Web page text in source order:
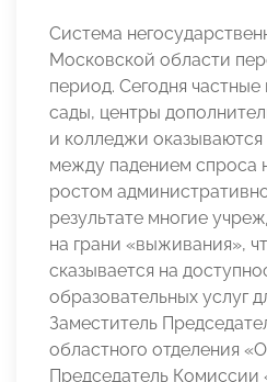
Система
Московской области
период. Сегодня
сады, центры
и колледжи
между падением спроса
ростом
результате многие
на грани «выживания»,
сказывается на
образовательных услуг
Заместитель
областного отделения
Председатель